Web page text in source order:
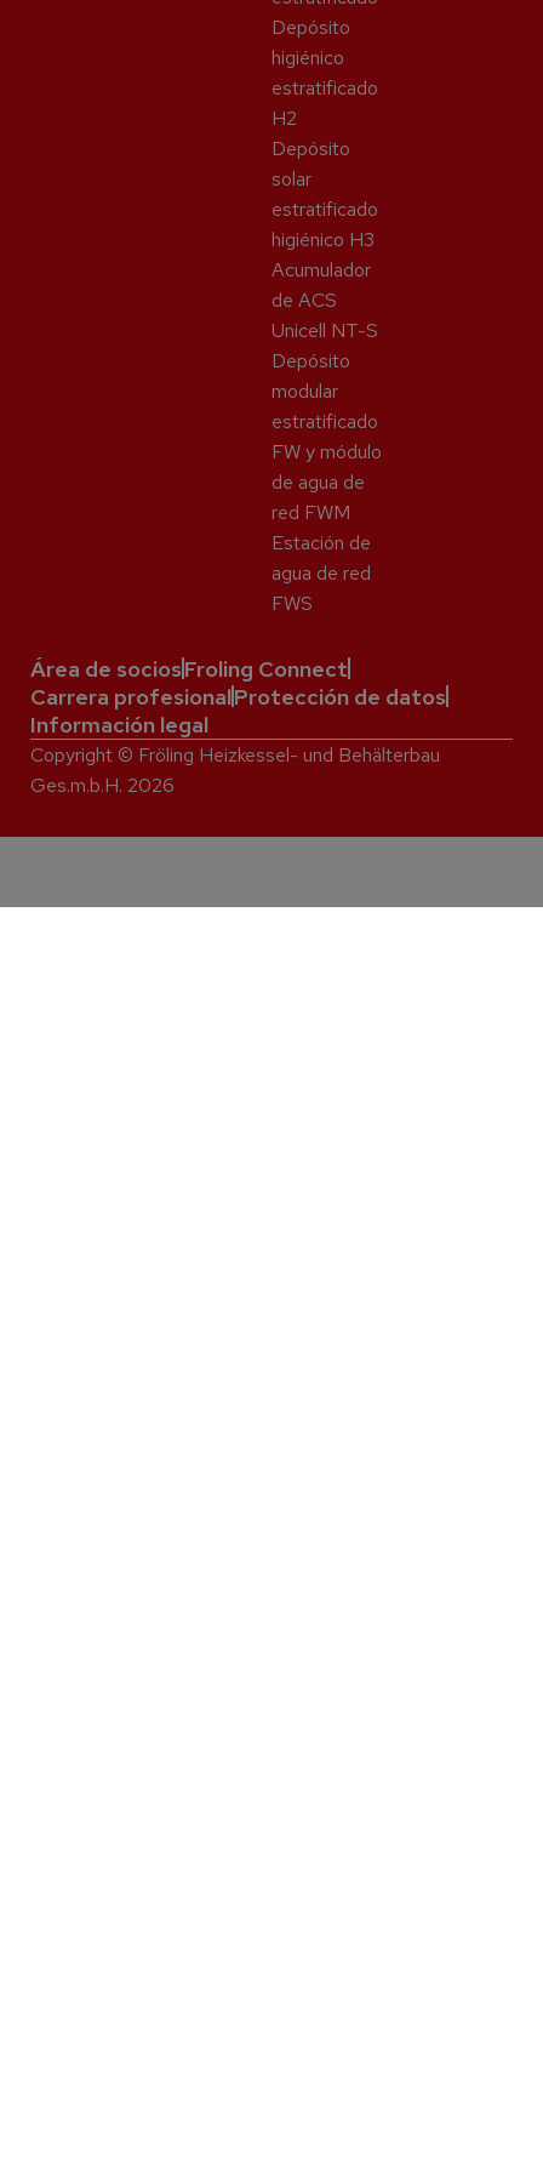
Depósito
higiénico
estratificado
H2
Depósito
solar
estratificado
higiénico H3
Acumulador
de ACS
Unicell NT-S
Depósito
modular
estratificado
FW y módulo
de agua de
red FWM
Estación de
agua de red
FWS
Área de sociosFroling Connect
Carrera profesionalProtección de datos
Información legal
Copyright © Fröling Heizkessel- und Behälterbau
Ges.m.b.H. 2026